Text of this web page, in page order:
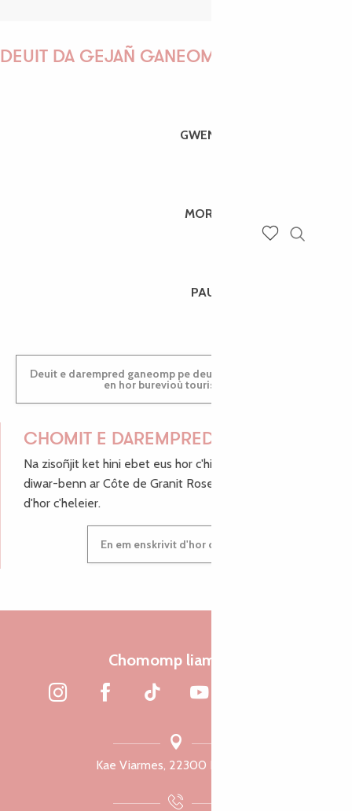
DEUIT DA GEJAÑ GANEOMP !
GWENAËLLE
MORGANE
PAULINE
Deuit e darempred ganeomp pe deuit da welet ac'hanomp
en hor burevioù touristerezh
CHOMIT E DAREMPRED !
Na zisoñjit ket hini ebet eus hor c'hinnigoù mat ha keleier
diwar-benn ar Côte de Granit Rose, enskrivit hoc'h anv
d'hor c'heleier.
En em enskrivit d'hor c'heleier
Chomomp liammet
Kae Viarmes, 22300 Lannuon